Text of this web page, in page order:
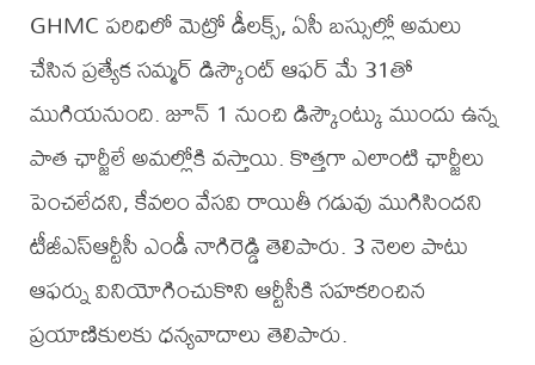
GHMC పరిధిలో మెట్రో డీలక్స్, ఏసీ బస్సుల్లో అమలు
చేసిన ప్రత్యేక సమ్మర్ డిస్కౌంట్ ఆఫర్ మే 31తో
ముగియనుంది. జూన్ 1 నుంచి డిస్కౌంట్కు ముందు ఉన్న
పాత ఛార్జీలే అమల్లోకి వస్తాయి. కొత్తగా ఎలాంటి ఛార్జీలు
పెంచలేదని, కేవలం వేసవి రాయితీ గడువు ముగిసిందని
టీజీఎస్ఆర్టీసీ ఎండీ నాగిరెడ్డి తెలిపారు. 3 నెలల పాటు
ఆఫర్ను వినియోగించుకొని ఆర్టీసీకి సహకరించిన
ప్రయాణికులకు ధన్యవాదాలు తెలిపారు.